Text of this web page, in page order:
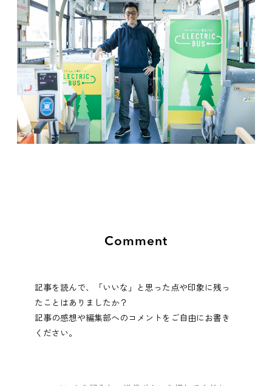
Comment
記事を読んで、「いいな」と思った点や印象に残っ
たことはありましたか？
記事の感想や編集部へのコメントをご自由にお書き
ください。